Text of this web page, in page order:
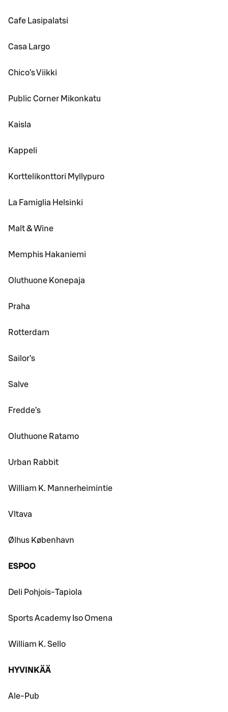
Cafe Lasipalatsi
Casa Largo
Chico’s Viikki
Public Corner Mikonkatu
Kaisla
Kappeli
Korttelikonttori Myllypuro
La Famiglia Helsinki
Malt & Wine
Memphis Hakaniemi
Oluthuone Konepaja
Praha
Rotterdam
Sailor’s
Salve
Fredde’s
Oluthuone Ratamo
Urban Rabbit
William K. Mannerheimintie
Vltava
Ølhus København
ESPOO
Deli Pohjois-Tapiola
Sports Academy Iso Omena
William K. Sello
HYVINKÄÄ
Ale-Pub